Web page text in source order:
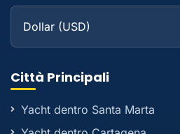
Città Principali
Yacht dentro Santa Marta